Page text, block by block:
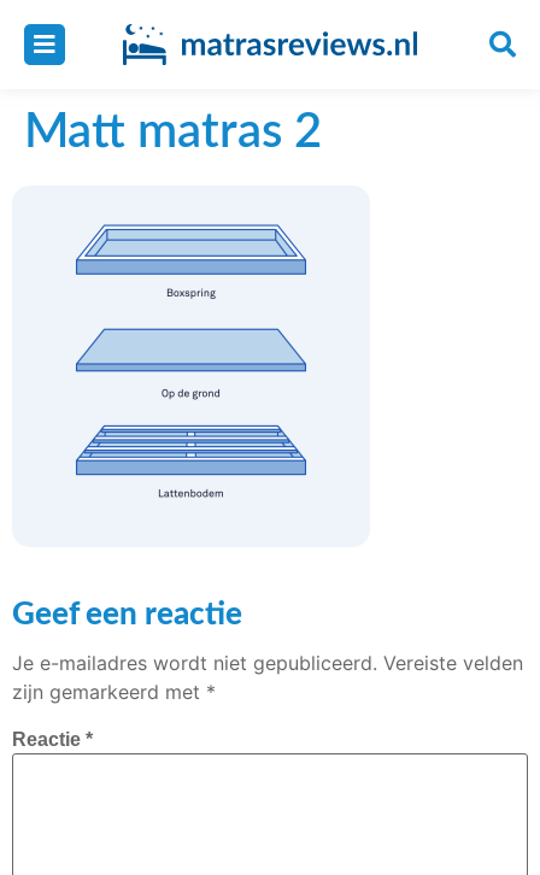
Matt matras 2
Geef een reactie
Je e-mailadres wordt niet gepubliceerd. Vereiste velden
zijn gemarkeerd met *
Reactie *